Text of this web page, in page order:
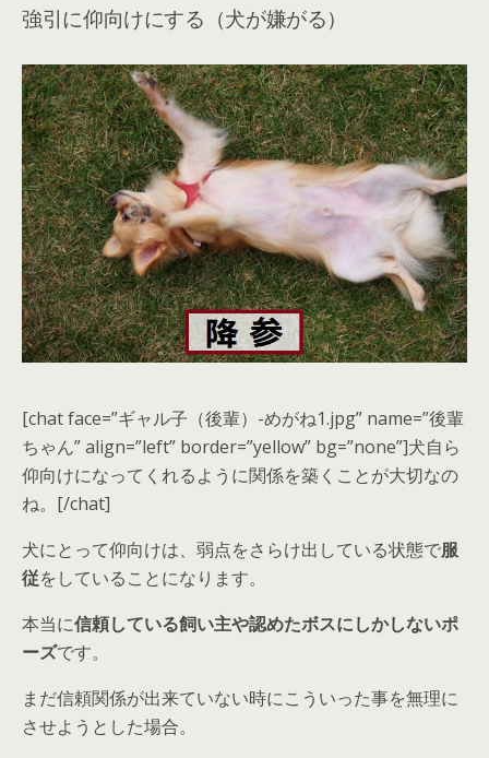
強引に仰向けにする（犬が嫌がる）
[chat face=”ギャル子（後輩）-めがね1.jpg” name=”後輩
ちゃん” align=”left” border=”yellow” bg=”none”]犬自ら
仰向けになってくれるように関係を築くことが大切なの
ね。[/chat]
犬にとって仰向けは、弱点をさらけ出している状態で服
従をしていることになります。
本当に信頼している飼い主や認めたボスにしかしないポ
ーズです。
まだ信頼関係が出来ていない時にこういった事を無理に
させようとした場合。